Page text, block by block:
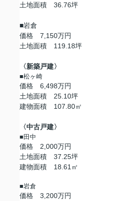
土地面積 36.76坪
■岩倉
価格 7,150万円
土地面積 119.18坪
〈新築戸建〉
■松ヶ崎
価格 6,498万円
土地面積 25.10坪
建物面積 107.80㎡
〈中古戸建〉
■田中
価格 2,000万円
土地面積 37.25坪
建物面積 18.61㎡
■岩倉
価格 3,200万円